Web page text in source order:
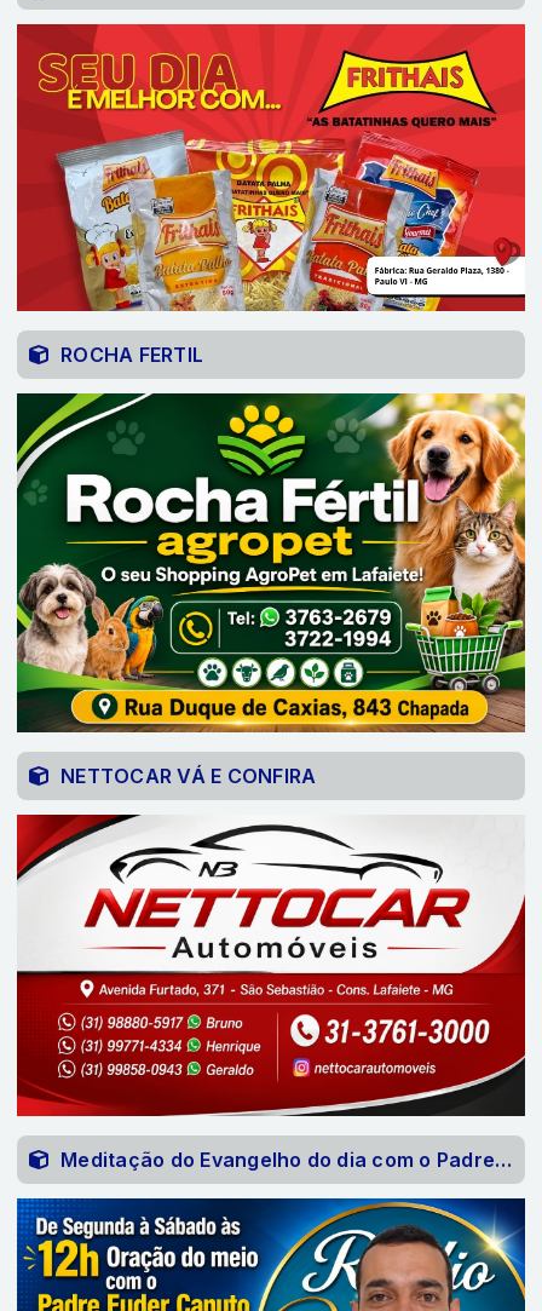
ROCHA FERTIL
NETTOCAR VÁ E CONFIRA
Meditação do Evangelho do dia com o Padre Euder Canuto 06-07